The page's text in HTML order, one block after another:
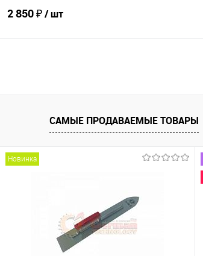
2 850 ₽/ шт
Купить в 1 клик
К сравнению
В избранное
В наличии
САМЫЕ ПРОДАВАЕМЫЕ ТОВАРЫ
Новинка